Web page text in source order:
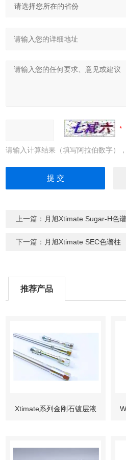
请输入计算结果（填写阿拉伯数字）
上一篇： 月旭Xtimate Sugar-H色
下一篇： 月旭Xtimate SEC色谱柱
推荐产品
Xtimate系列金刚石镀层液